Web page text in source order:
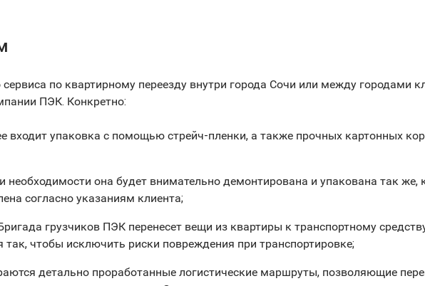
по квартирному переезду внутри города Сочи или между городами
ПЭК. Конкретно:
входит упаковка с помощью стрейч-пленки, а также прочных картонных
необходимости она будет внимательно демонтирована и упакована так
согласно указаниям клиента;
грузчиков ПЭК перенесет вещи из квартиры к транспортному
так, чтобы исключить риски повреждения при транспортировке;
детально проработанные логистические маршруты, позволяющие